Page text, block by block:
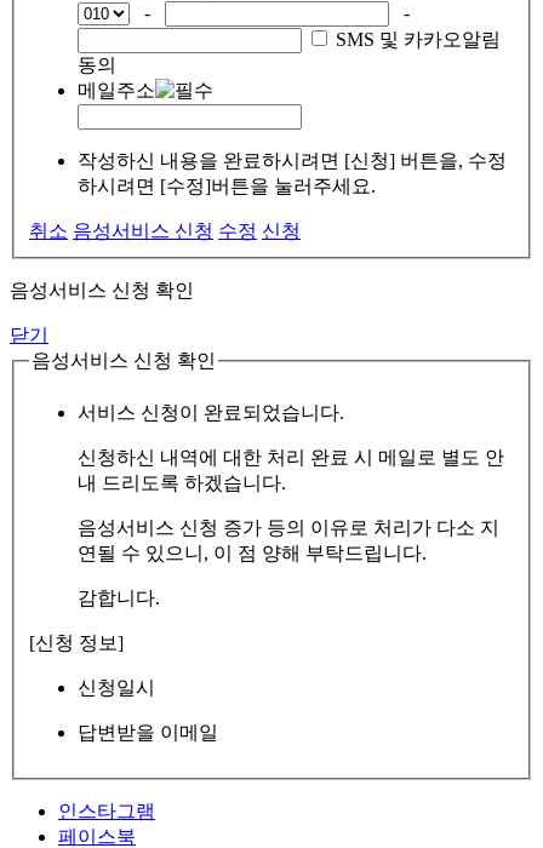
-
-
SMS 및 카카오알림
동의
메일주소
작성하신 내용을 완료하시려면 [신청] 버튼을, 수정
하시려면 [수정]버튼을 눌러주세요.
취소 음성서비스 신청 수정 신청
음성서비스 신청 확인
닫기
음성서비스 신청 확인
서비스 신청이 완료되었습니다.
신청하신 내역에 대한 처리 완료 시 메일로 별도 안
내 드리도록 하겠습니다.
음성서비스 신청 증가 등의 이유로 처리가 다소 지
연될 수 있으니, 이 점 양해 부탁드립니다.
감합니다.
[신청 정보]
신청일시
답변받을 이메일
인스타그램
페이스북